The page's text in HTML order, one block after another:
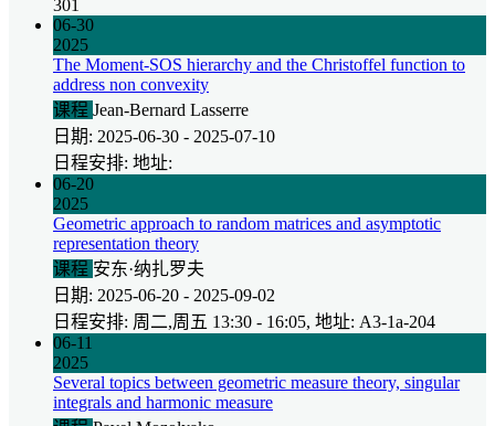
301
06-30
2025
The Moment-SOS hierarchy and the Christoffel function to
address non convexity
课程 Jean-Bernard Lasserre
日期: 2025-06-30 - 2025-07-10
日程安排: 地址:
06-20
2025
Geometric approach to random matrices and asymptotic
representation theory
课程 安东·纳扎罗夫
日期: 2025-06-20 - 2025-09-02
日程安排: 周二,周五 13:30 - 16:05, 地址: A3-1a-204
06-11
2025
Several topics between geometric measure theory, singular
integrals and harmonic measure